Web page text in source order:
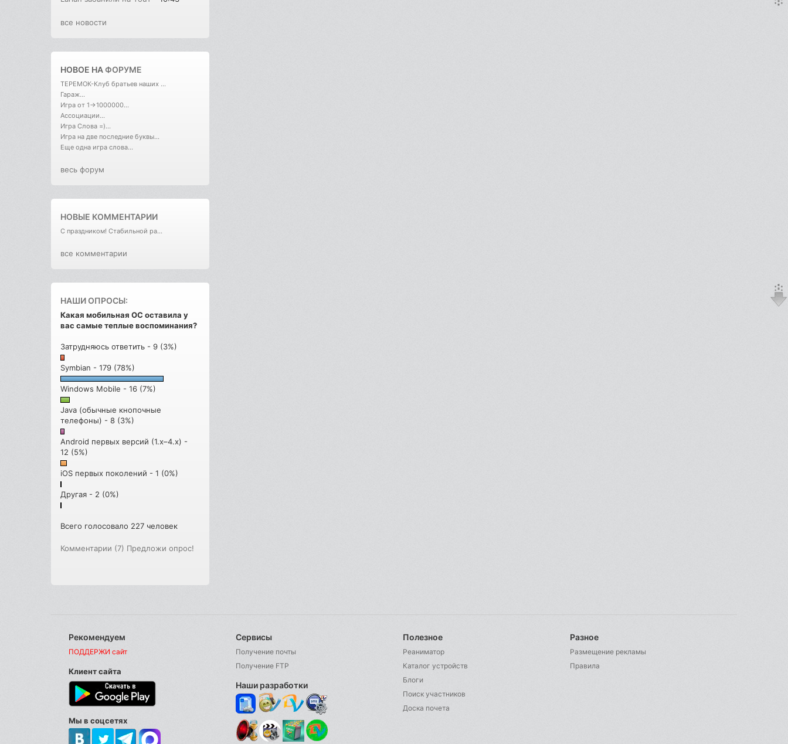
все новости
НОВОЕ НАФОРУМЕ
ТЕРЕМОК-Клуб братьев наших ...
Гараж...
Игра от 1->1000000...
Ассоциации...
Игра Слова =)...
Игра на две последние буквы...
Еще одна игра слова...
весь форум
НОВЫЕ КОММЕНТАРИИ
С праздником! Стабильной ра...
все комментарии
НАШИ ОПРОСЫ:
Какая мобильная ОС оставила у
вас самые теплые воспоминания?
Затрудняюсь ответить - 9 (3%)
Symbian - 179 (78%)
Windows Mobile - 16 (7%)
Java (обычные кнопочные
телефоны) - 8 (3%)
Android первых версий (1.x–4.x) -
12 (5%)
iOS первых поколений - 1 (0%)
Другая - 2 (0%)
Всего голосовало 227 человек
Комментарии (7) Предложи опрос!
Рекомендуем
ПОДДЕРЖИ сайт
Клиент сайта
Мы в соцсетях
Сервисы
Получение почты
Получение FTP
Наши разработки
Полезное
Реаниматор
Каталог устройств
Блоги
Поиск участников
Доска почета
Разное
Размещение рекламы
Правила